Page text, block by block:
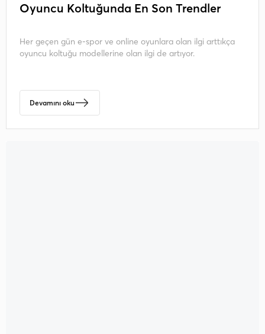
Oyuncu Koltuğunda En Son Trendler
Her geçen gün e-spor ve online oyunlara olan ilgi arttıkça
oyuncu koltuğu modellerine olan ilgi de artıyor.
Devamını oku